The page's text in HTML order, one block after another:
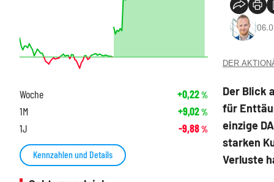
DER
Der Blick
für
einzige
starken
Verluste
Woche +0,22%
1M +9,02%
1J -9,88%
Kennzahlen und Details